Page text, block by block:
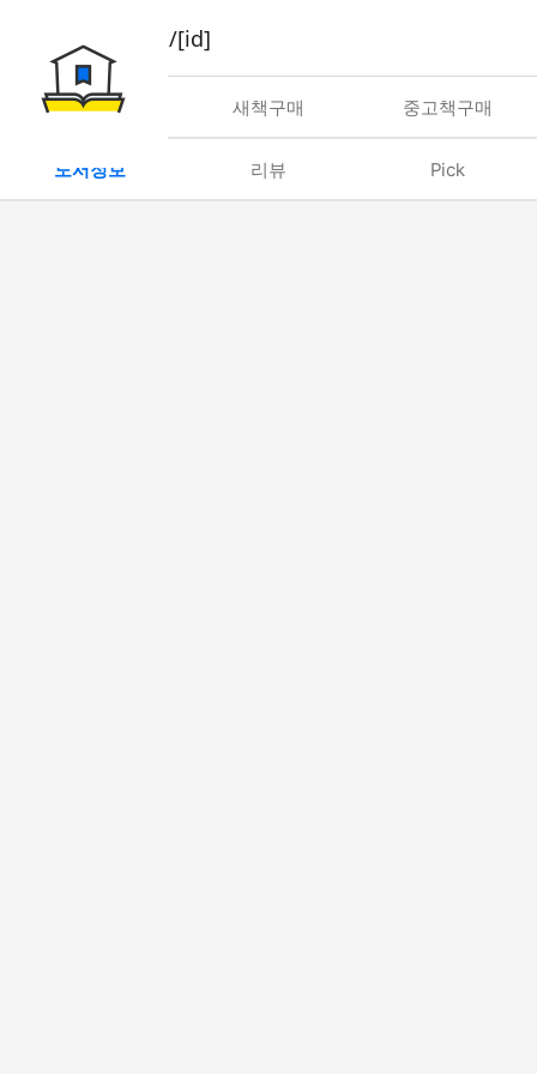
book/rent/[id]
대여 새책구매 중고책구매
도서정보 리뷰 Pick